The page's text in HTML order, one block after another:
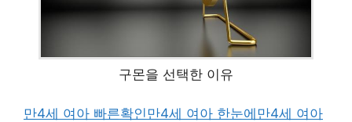
구몬을 선택한 이유
만4세 여아 빠른확인만4세 여아 한눈에만4세 여아